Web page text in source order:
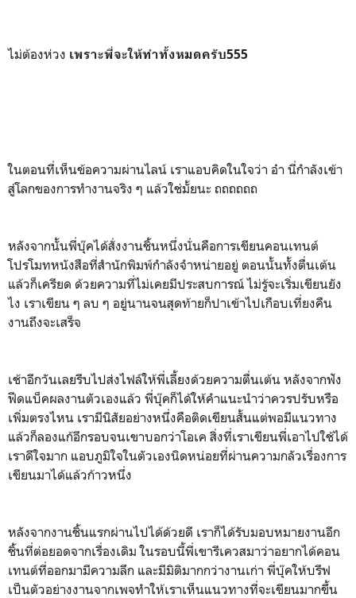
ไม่ต้องห่วง เพราะพี่จะให้ทำทั้งหมดครับ555
ในตอนที่เห็นข้อความผ่านไลน์ เราแอบคิดในใจว่า อ๋า นี่กำลังเข้า
สู่โลกของการทำงานจริง ๆ แล้วใช่มั้ยนะ ถถถถถถ
หลังจากนั้นพี่บุ๊คได้สั่งงานชิ้นหนึ่งนั่นคือการเขียนคอนเทนต์
โปรโมทหนังสือที่สำนักพิมพ์กำลังจำหน่ายอยู่ ตอนนั้นทั้งตื่นเต้น
แล้วก็เครียด ด้วยความที่ไม่เคยมีประสบการณ์ ไม่รู้จะเริ่มเขียนยัง
ไง เราเขียน ๆ ลบ ๆ อยู่นานจนสุดท้ายก็ปาเข้าไปเกือบเที่ยงคืน
งานถึงจะเสร็จ
เช้าอีกวันเลยรีบไปส่งไฟล์ให้พี่เลี้ยงด้วยความตื่นเต้น หลังจากฟัง
ฟีดแบ็คผลงานตัวเองแล้ว พี่บุ๊คก็ได้ให้คำแนะนำว่าควรปรับหรือ
เพิ่มตรงไหน เรามีนิสัยอย่างหนึ่งคือติดเขียนสั้นแต่พอมีแนวทาง
แล้วก็ลองแก้อีกรอบจนเขาบอกว่าโอเค สิ่งที่เราเขียนพี่เอาไปใช้ได้
เราดีใจมาก แอบภูมิใจในตัวเองนิดหน่อยที่ผ่านความกลัวเรื่องการ
เขียนมาได้แล้วก้าวหนึ่ง
หลังจากงานชิ้นแรกผ่านไปได้ด้วยดี เราก็ได้รับมอบหมายงานอีก
ชิ้นที่ต่อยอดจากเรื่องเดิม ในรอบนี้พี่เขารีเควสมาว่าอยากได้คอน
เทนต์ที่ออกมามีความลึก และมีมิติมากกว่างานเก่า พี่บุ๊คให้บรีฟ
เป็นตัวอย่างงานจากเพจทำให้เราเห็นแนวทางที่จะเขียนมากขึ้น